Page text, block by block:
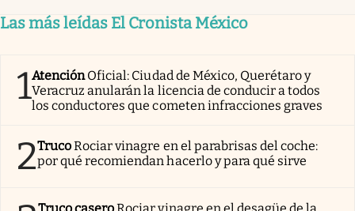
Las más leídas El Cronista México
1AtenciónOficial: Ciudad de México, Querétaro y
Veracruz anularán la licencia de conducir a todos
los conductores que cometen infracciones graves
2TrucoRociar vinagre en el parabrisas del coche:
por qué recomiendan hacerlo y para qué sirve